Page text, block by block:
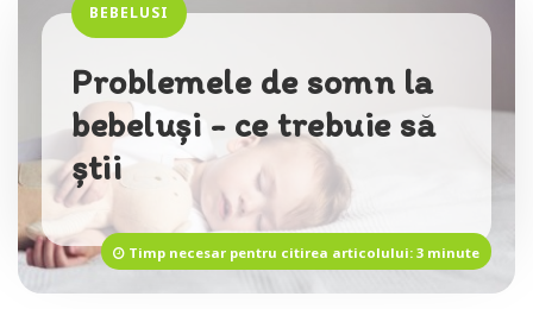
Timp necesar pentru citirea articolului: 3 minute
BEBELUSI
Problemele de somn la
bebeluși - ce trebuie să
știi